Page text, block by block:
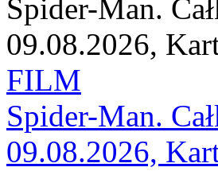
Spider-Man.
09.08.2026,
FILM
Spider-Man.
09.08.2026,